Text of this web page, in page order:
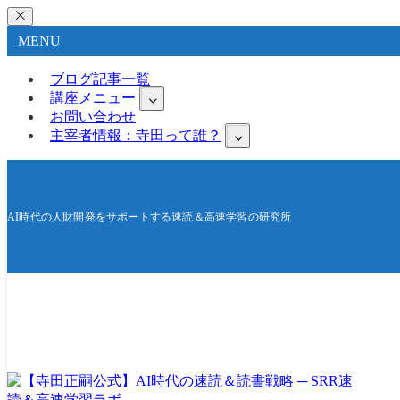
MENU
ブログ記事一覧
講座メニュー
お問い合わせ
主宰者情報：寺田って誰？
AI時代の人財開発をサポートする速読＆高速学習の研究所